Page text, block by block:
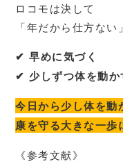
ロコモは決して
「年だから仕方ない
✔ 早めに気づく
✔ 少しずつ体を動か
今日から少し体を動
康を守る大きな一歩
《参考文献》